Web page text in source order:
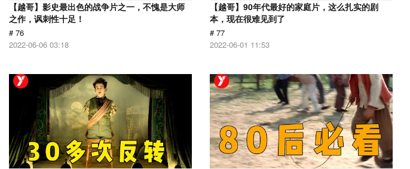
【越哥】影史最出色的战争片之一，不愧是大师
之作，讽刺性十足！
# 76
2022-06-06 03:18
【越哥】90年代最好的家庭片，这么扎实的剧
本，现在很难见到了
# 77
2022-06-01 11:53